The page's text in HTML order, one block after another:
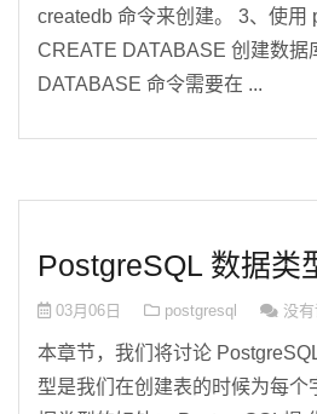
createdb 命令来创建。 3、使用
CREATE DATABASE 创建数据
DATABASE 命令需要在 ...
PostgreSQL 数据类
03月06日 postgresql 没
本章节，我们将讨论
型是我们在创建表的时候为每个